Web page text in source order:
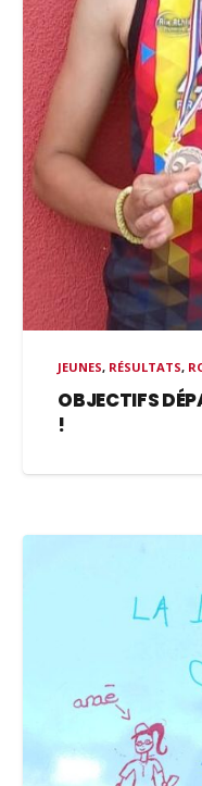
JEUNES, RÉSULTATS,
OBJECTIFS
!